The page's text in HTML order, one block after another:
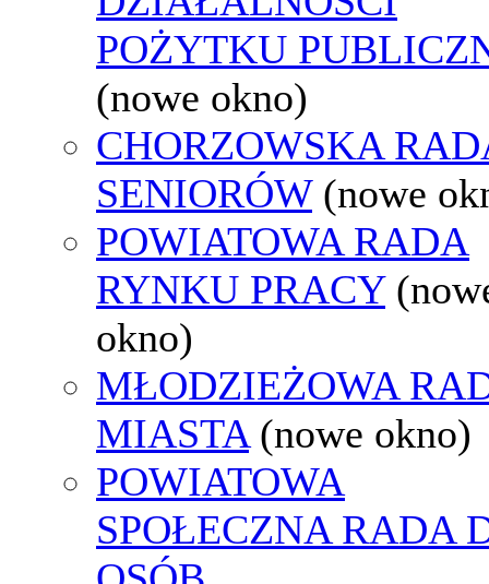
POŻYTKU
(nowe okno)
CHORZOWSKA
SENIORÓW (nowe
POWIATOWA RADA
RYNKU PRACY
okno)
MŁODZIEŻOWA
MIASTA (nowe okno)
POWIATOWA
SPOŁECZNA RADA